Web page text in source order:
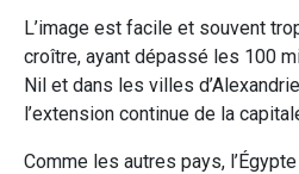
L’image est facile et souvent
croître, ayant dépassé les 100
Nil et dans les villes
l’extension continue de la
Comme les autres pays,